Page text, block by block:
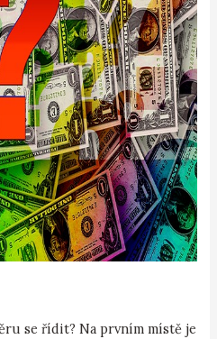
se řídit? Na prvním místě je